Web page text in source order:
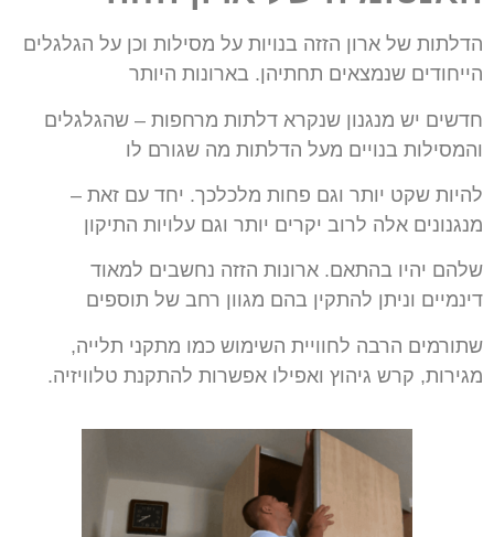
הדלתות של ארון הזזה בנויות על מסילות וכן על הגלגלים
הייחודים שנמצאים תחתיהן. בארונות היותר
חדשים יש מנגנון שנקרא דלתות מרחפות – שהגלגלים
והמסילות בנויים מעל הדלתות מה שגורם לו
להיות שקט יותר וגם פחות מלכלכך. יחד עם זאת –
מנגנונים אלה לרוב יקרים יותר וגם עלויות התיקון
שלהם יהיו בהתאם. ארונות הזזה נחשבים למאוד
דינמיים וניתן להתקין בהם מגוון רחב של תוספים
שתורמים הרבה לחוויית השימוש כמו מתקני תלייה,
מגירות, קרש גיהוץ ואפילו אפשרות להתקנת טלוויזיה.